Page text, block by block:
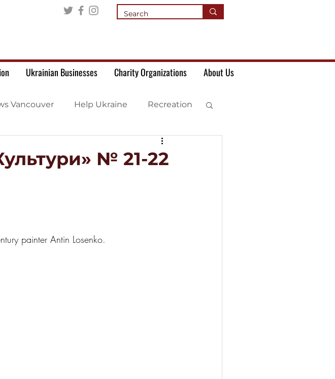
Ukrainian Businesses Charity Organizations About Us
Vancouver Help Ukraine Recreation
№ 21-22
painter Antin Losenko.